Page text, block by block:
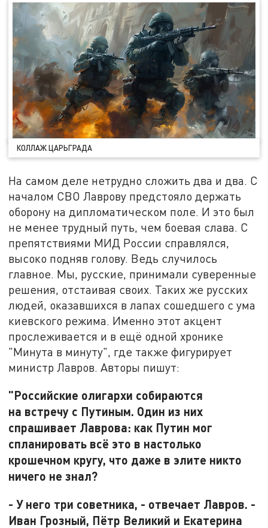
КОЛЛАЖ ЦАРЬГРАДА
На самом деле нетрудно сложить два и два. С
началом СВО Лаврову предстояло держать
оборону на дипломатическом поле. И это был
не менее трудный путь, чем боевая слава. С
препятствиями МИД России справлялся,
высоко подняв голову. Ведь случилось
главное. Мы, русские, принимали суверенные
решения, отстаивая своих. Таких же русских
людей, оказавшихся в лапах сошедшего с ума
киевского режима. Именно этот акцент
прослеживается и в ещё одной хронике
"Минута в минуту", где также фигурирует
министр Лавров. Авторы пишут:
"Российские олигархи собираются
на встречу с Путиным. Один из них
спрашивает Лаврова: как Путин мог
спланировать всё это в настолько
крошечном кругу, что даже в элите никто
ничего не знал?
- У него три советника, - отвечает Лавров. -
Иван Грозный, Пётр Великий и Екатерина